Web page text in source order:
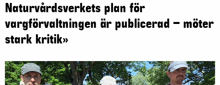
Naturvårdsverkets plan för
vargförvaltningen är publicerad – möter
stark kritik»